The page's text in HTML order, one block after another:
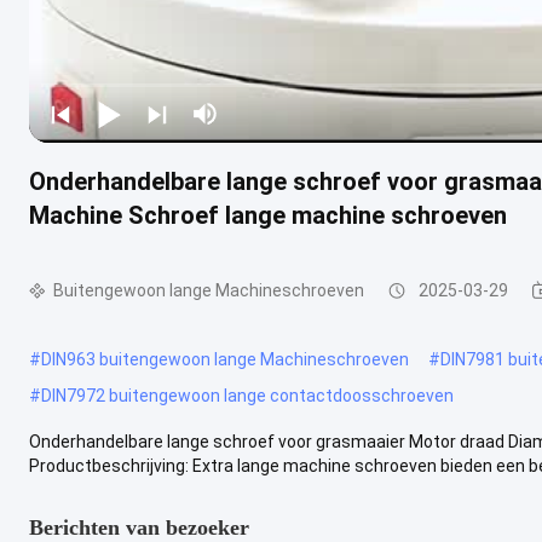
Onderhandelbare lange schroef voor
Machine Schroef lange machine schroeven
Buitengewoon lange Machineschroeven 2025-03-29
#DIN963 buitengewoon lange Machineschroeven #DIN7981
#DIN7972 buitengewoon lange contactdoosschroeven
Onderhandelbare lange schroef voor grasmaaier Motor draad
Productbeschrijving: Extra lange machine schroeven bieden een
Berichten van bezoeker